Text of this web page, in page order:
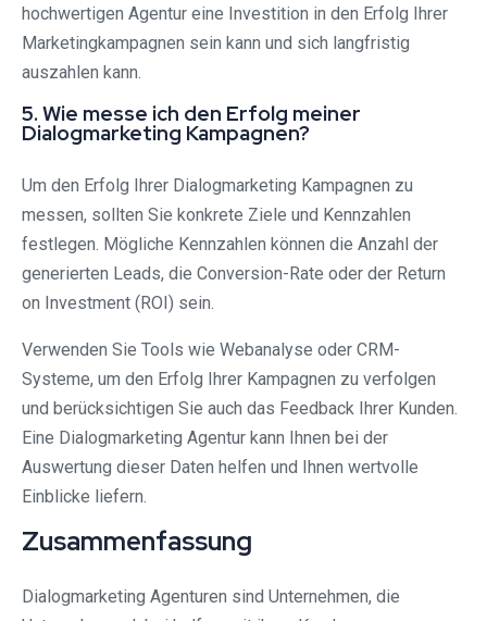
hochwertigen Agentur eine Investition in den Erfolg Ihrer
Marketingkampagnen sein kann und sich langfristig
auszahlen kann.
5. Wie messe ich den Erfolg meiner
Dialogmarketing Kampagnen?
Um den Erfolg Ihrer Dialogmarketing Kampagnen zu
messen, sollten Sie konkrete Ziele und Kennzahlen
festlegen. Mögliche Kennzahlen können die Anzahl der
generierten Leads, die Conversion-Rate oder der Return
on Investment (ROI) sein.
Verwenden Sie Tools wie Webanalyse oder CRM-
Systeme, um den Erfolg Ihrer Kampagnen zu verfolgen
und berücksichtigen Sie auch das Feedback Ihrer Kunden.
Eine Dialogmarketing Agentur kann Ihnen bei der
Auswertung dieser Daten helfen und Ihnen wertvolle
Einblicke liefern.
Zusammenfassung
Dialogmarketing Agenturen sind Unternehmen, die